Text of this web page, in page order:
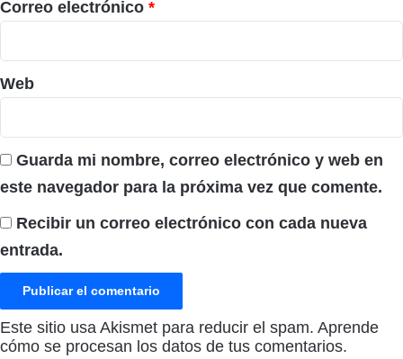
*
Correo electrónico *
Web
Guarda mi nombre, correo electrónico y web en
este navegador para la próxima vez que comente.
Recibir un correo electrónico con cada nueva
entrada.
Este sitio usa Akismet para reducir el spam. Aprende
cómo se procesan los datos de tus comentarios.